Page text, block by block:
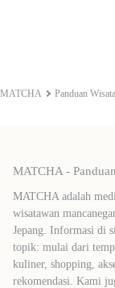
MATCHA Panduan
MATCHA -
MATCHA adalah
wisatawan
Jepang. Informasi di
topik: mulai dari
kuliner, shopping,
rekomendasi. Kami